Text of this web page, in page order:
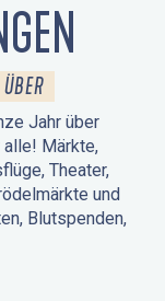
Jahr über
alle! Märkte,
Theater,
und
Blutspenden,